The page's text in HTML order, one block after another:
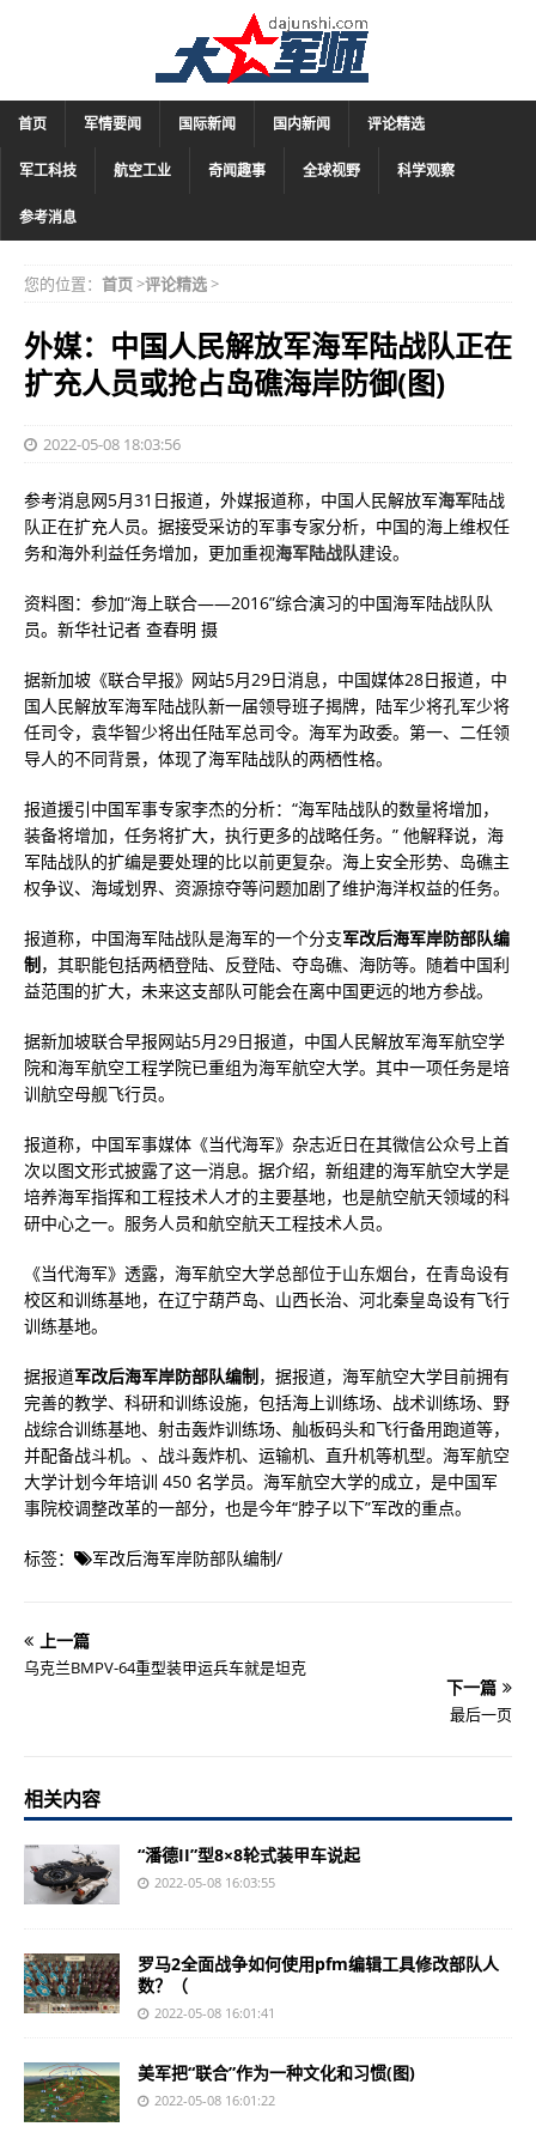
首页 军情要闻 国际新闻 国内新闻 评论精选
军工科技 航空工业 奇闻趣事 全球视野 科学观察
参考消息
您的位置： 首页>评论精选>
外媒：中国人民解放军海军陆战队正在
扩充人员或抢占岛礁海岸防御(图)
2022-05-08 18:03:56
参考消息网5月31日报道，外媒报道称，中国人民解放军海军陆战
队正在扩充人员。据接受采访的军事专家分析，中国的海上维权任
务和海外利益任务增加，更加重视海军陆战队建设。
资料图：参加“海上联合——2016”综合演习的中国海军陆战队队
员。新华社记者 查春明 摄
据新加坡《联合早报》网站5月29日消息，中国媒体28日报道，中
国人民解放军海军陆战队新一届领导班子揭牌，陆军少将孔军少将
任司令，袁华智少将出任陆军总司令。海军为政委。第一、二任领
导人的不同背景，体现了海军陆战队的两栖性格。
报道援引中国军事专家李杰的分析：“海军陆战队的数量将增加，
装备将增加，任务将扩大，执行更多的战略任务。” 他解释说，海
军陆战队的扩编是要处理的比以前更复杂。海上安全形势、岛礁主
权争议、海域划界、资源掠夺等问题加剧了维护海洋权益的任务。
报道称，中国海军陆战队是海军的一个分支军改后海军岸防部队编
制，其职能包括两栖登陆、反登陆、夺岛礁、海防等。随着中国利
益范围的扩大，未来这支部队可能会在离中国更远的地方参战。
据新加坡联合早报网站5月29日报道，中国人民解放军海军航空学
院和海军航空工程学院已重组为海军航空大学。其中一项任务是培
训航空母舰飞行员。
报道称，中国军事媒体《当代海军》杂志近日在其微信公众号上首
次以图文形式披露了这一消息。据介绍，新组建的海军航空大学是
培养海军指挥和工程技术人才的主要基地，也是航空航天领域的科
研中心之一。服务人员和航空航天工程技术人员。
《当代海军》透露，海军航空大学总部位于山东烟台，在青岛设有
校区和训练基地，在辽宁葫芦岛、山西长治、河北秦皇岛设有飞行
训练基地。
据报道军改后海军岸防部队编制，据报道，海军航空大学目前拥有
完善的教学、科研和训练设施，包括海上训练场、战术训练场、野
战综合训练基地、射击轰炸训练场、舢板码头和飞行备用跑道等，
并配备战斗机。、战斗轰炸机、运输机、直升机等机型。海军航空
大学计划今年培训 450 名学员。海军航空大学的成立，是中国军
事院校调整改革的一部分，也是今年“脖子以下”军改的重点。
标签： 军改后海军岸防部队编制/
上一篇
乌克兰BMPV-64重型装甲运兵车就是坦克
下一篇
最后一页
相关内容
“潘德II”型8×8轮式装甲车说起
2022-05-08 16:03:55
罗马2全面战争如何使用pfm编辑工具修改部队人
数？（
2022-05-08 16:01:41
美军把“联合”作为一种文化和习惯(图)
2022-05-08 16:01:22